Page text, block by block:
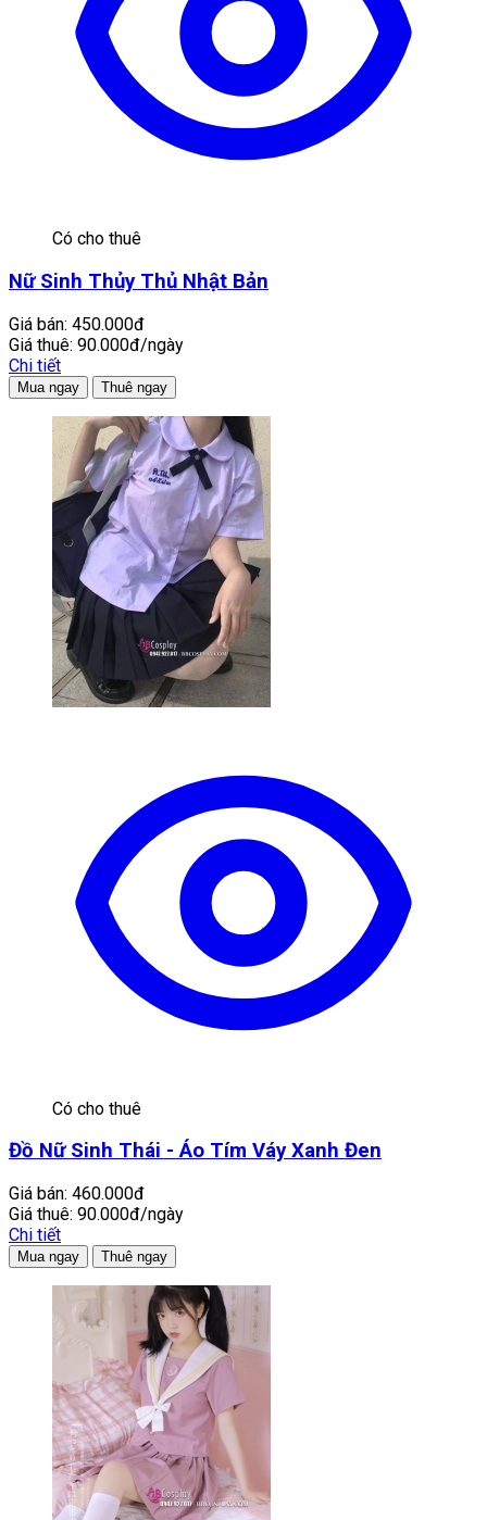
Có cho thuê
Nữ Sinh Thủy Thủ Nhật Bản
Giá bán: 450.000đ
Giá thuê: 90.000đ/ngày
Chi tiết
Mua ngay Thuê ngay
Có cho thuê
Đồ Nữ Sinh Thái - Áo Tím Váy Xanh Đen
Giá bán: 460.000đ
Giá thuê: 90.000đ/ngày
Chi tiết
Mua ngay Thuê ngay